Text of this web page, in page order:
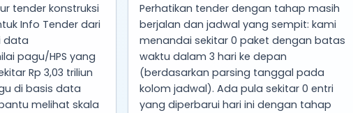
tender konstruksi
Info Tender dari
data
pagu/HPS yang
Rp 3,03 triliun
di basis data
melihat skala
Perhatikan tender dengan tahap masih
berjalan dan jadwal yang sempit: kami
menandai sekitar 0 paket dengan batas
waktu dalam 3 hari ke depan
(berdasarkan parsing tanggal pada
kolom jadwal). Ada pula sekitar 0 entri
yang diperbarui hari ini dengan tahap